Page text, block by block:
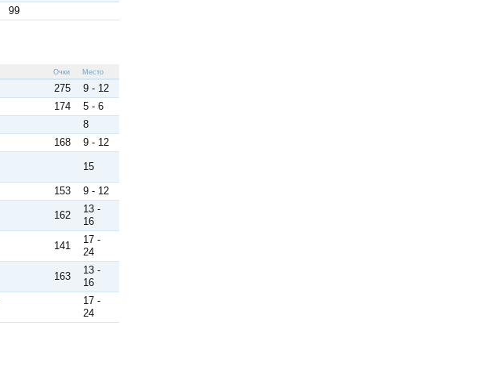
99
Очки Место
275
9 - 12
174
5 - 6
8
168
9 - 12
15
153 9 - 12
162
13 -
16
141
17 -
24
163
13 -
16
17 -
24